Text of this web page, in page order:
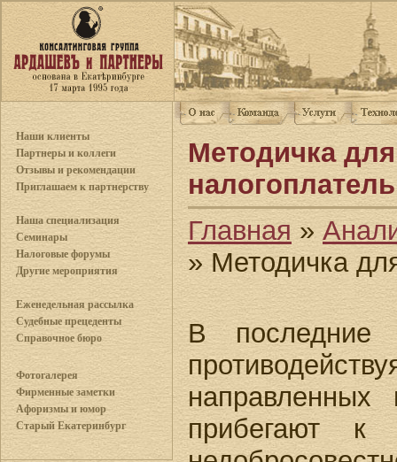
Наши клиенты
Партнеры и коллеги
Отзывы и рекомендации
Приглашаем к партнерству
Наша специализация
Семинары
Налоговые форумы
Другие мероприятия
Еженедельная рассылка
Судебные прецеденты
Справочное бюро
Фотогалерея
Фирменные заметки
Афоризмы и юмор
Старый Екатеринбург
Методичка
Главная »
» Методичка
В последние
прибегают к